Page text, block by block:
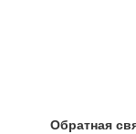
Обратная